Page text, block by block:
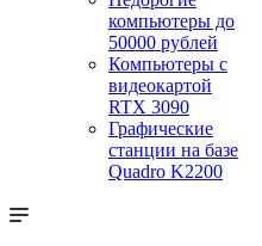
компьютеры до
50000 рублей
Компьютеры с
видеокартой
RTX 3090
Графические
станции на базе
Quadro K2200